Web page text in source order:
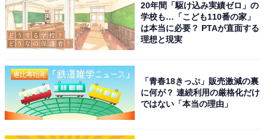
20年間「駆け込み実績ゼロ」の
学校も…「こども110番の家」
は本当に必要？ PTAが直面する
理想と現実
「青春18きっぷ」販売激減の裏
に何が？ 連続利用の厳格化だけ
ではない「本当の理由」